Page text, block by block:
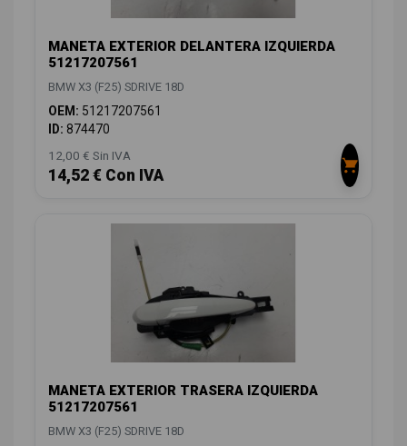
MANETA EXTERIOR DELANTERA IZQUIERDA
51217207561
BMW X3 (F25) SDRIVE 18D
OEM: 51217207561
ID: 874470
12,00 € Sin IVA
14,52 € Con IVA
MANETA EXTERIOR TRASERA IZQUIERDA
51217207561
BMW X3 (F25) SDRIVE 18D